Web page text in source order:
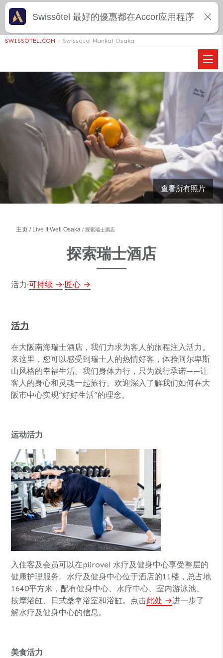
查看所有照片
主页 Live It Well Osaka 探索瑞士酒店
探索瑞士酒店
活力·可持续 ·匠心
活力
在大阪南海瑞士酒店，我们力求为客人的旅程注入活力。
来这里，您可以感受到瑞士人的热情好客，体验阿尔卑斯
山风格的幸福生活。我们身体力行，只为践行承诺——让
客人的身心和灵魂一起旅行。欢迎深入了解我们如何在大
阪市中心实现“好好生活”的理念。
运动活力
入住客及会员可以在pürovel 水疗及健身中心享受整层的
健康护理服务。水疗及健身中心位于酒店的11楼，总占地
1640平方米，配有健身中心、水疗中心、室内游泳池、
按摩浴缸、日式桑拿浴室和浴缸。点击此处
进一步了
解水疗及健身中心的信息。
美食活力
SWISSÔTEL.COM > Swissôtel Nankai Osaka
Swissôtel 最好的優惠都在Accor应用程序